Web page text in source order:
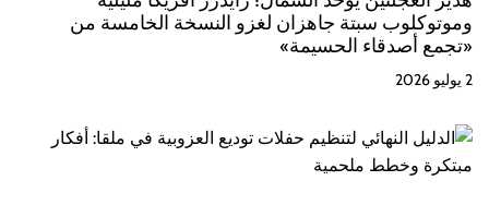
وموتوكلوب سبتة جاهزان لغزو النسخة الخامسة من
«تجمع أصدقاء الحسيمة»
2 يوليو 2026